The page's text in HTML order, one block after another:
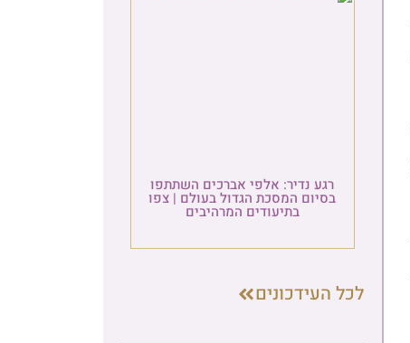
רגע נדיר: אלפי אברכים השתתפו
בסיום המסכת הגדול בעולם | צפו
בתיעודים המרהיבים
לכל העידכונים